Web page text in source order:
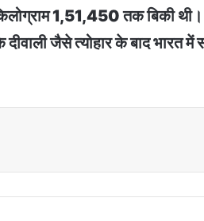
1,51,450 तक बिकी
जैसे त्योहार के बाद भारत